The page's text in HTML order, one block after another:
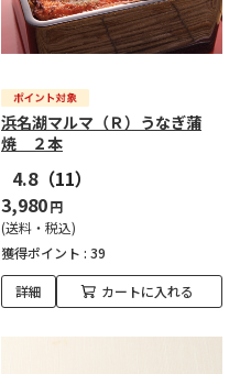
浜名湖マルマ（Ｒ）うなぎ蒲
焼 ２本
4.8（11）
3,980円
(送料・税込)
獲得ポイント : 39
詳細 カートに入れる